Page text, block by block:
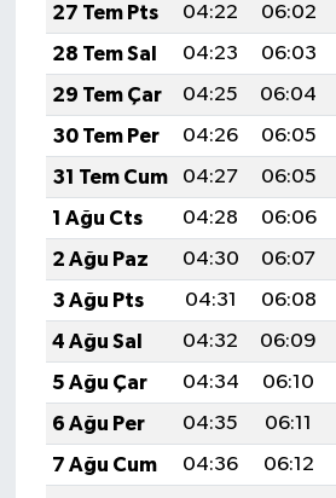
27 Tem Pts
04:22 06:02
28 Tem Sal
04:23 06:03
29 Tem Çar
04:25 06:04
30 Tem Per
04:26 06:05
31 Tem Cum
04:27 06:05
1 Ağu Cts
04:28 06:06
2 Ağu Paz
04:30 06:07
3 Ağu Pts
04:31 06:08
4 Ağu Sal
04:32 06:09
5 Ağu Çar
04:34 06:10
6 Ağu Per
04:35 06:11
7 Ağu Cum
04:36 06:12